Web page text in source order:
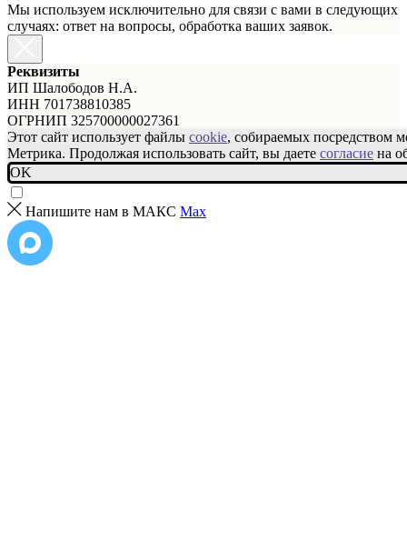
Мы используем исключительно для связи с вами в следующих
случаях: ответ на вопросы, обработка ваших заявок.
Реквизиты
ИП Шалободов Н.А.
ИНН 701738810385
ОГРНИП 325700000027361
Этот сайт использует файлы cookie, собираемых посредством
Метрика. Продолжая использовать сайт, вы даете согласие на
OK
Напишите нам в МАКС Max